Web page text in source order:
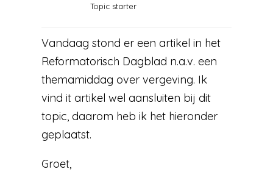
Topic starter
Vandaag stond er een artikel in het
Reformatorisch Dagblad n.a.v. een
themamiddag over vergeving. Ik
vind it artikel wel aansluiten bij dit
topic, daarom heb ik het hieronder
geplaatst.
Groet,